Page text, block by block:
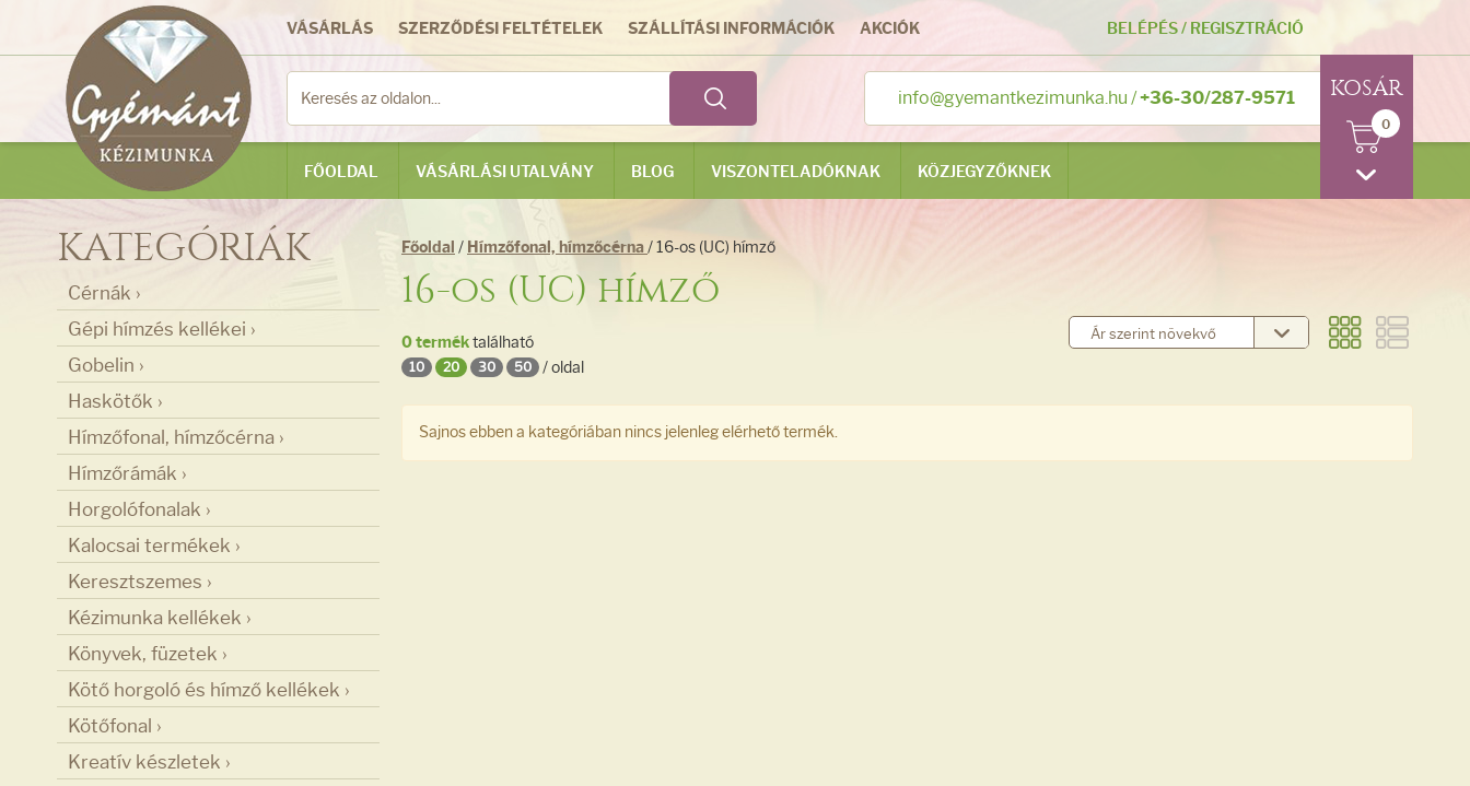
VÁSÁRLÁS SZERZŐDÉSI FELTÉTELEK SZÁLLÍTÁSI INFORMÁCIÓK AKCIÓK
info@gyemantkezimunka.hu /+36-30/287-9571
BELÉPÉS/ REGISZTRÁCIÓ
KOSÁR
0
FŐOLDAL VÁSÁRLÁSI UTALVÁNY BLOG VISZONTELADÓKNAK KÖZJEGYZŐKNEK
KATEGÓRIÁK
Cérnák ›
Gépi hímzés kellékei ›
Gobelin ›
Haskötők ›
Hímzőfonal, hímzőcérna ›
Hímzőrámák ›
Horgolófonalak ›
Kalocsai termékek ›
Keresztszemes ›
Kézimunka kellékek ›
Könyvek, füzetek ›
Kötő horgoló és hímző kellékek ›
Kötőfonal ›
Kreatív készletek ›
Főoldal / Hímzőfonal, hímzőcérna / 16-os (UC) hímző
16-os (UC) hímző
0 terméktalálható
10 20 30 50 / oldal
Sajnos ebben a kategóriában nincs jelenleg elérhető termék.